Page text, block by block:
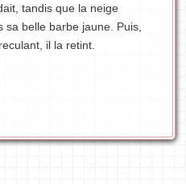
tandis que la neige
belle barbe jaune. Puis,
il la retint.